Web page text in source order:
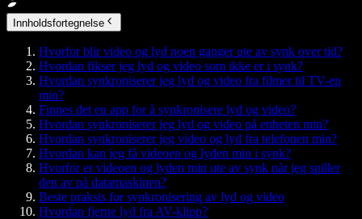
Innholdsfortegnelse
Hvorfor blir video og lyd noen ganger ute av synk over tid?
Hvordan fikser jeg lyd og video som ikke er i synk?
Hvordan synkroniserer jeg lyd og video fra filmer til TV-en
min?
Finnes det en app for å synkronisere lyd og video?
Hvordan synkroniserer jeg lyd og video på enheten min?
Hvordan synkroniserer jeg video og lyd fra telefonen min?
Hvordan kan jeg få videoen og lyden min i synk?
Hvorfor er videoen og lyden min ute av synk når jeg spiller
den av på datamaskinen?
Beste praksis for synkronisering av lyd og video
Hvordan fjerne lyd fra AV-klipp?